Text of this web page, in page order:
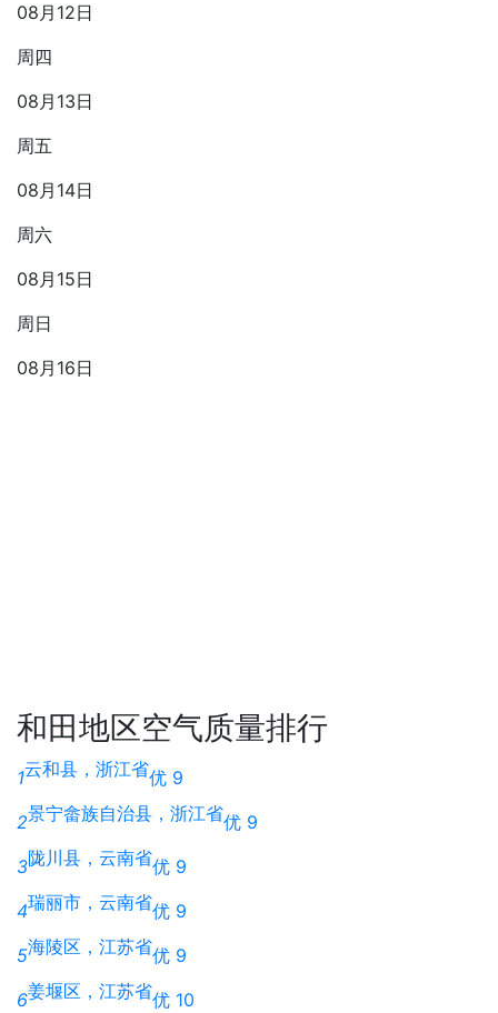
08月12日
周四
08月13日
周五
08月14日
周六
08月15日
周日
08月16日
和田地区空气质量排行
1云和县，浙江省优 9
2景宁畲族自治县，浙江省优 9
3陇川县，云南省优 9
4瑞丽市，云南省优 9
5海陵区，江苏省优 9
6姜堰区，江苏省优 10